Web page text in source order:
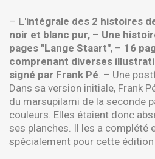
– L'intégrale des 2 histoires
noir et blanc pur, – Une
pages "Lange Staart", – 16
comprenant diverses
signé par Frank Pé. – Une
Dans sa version initiale, Frank
du marsupilami de la seconde
couleurs. Elles étaient donc
ses planches. Il les a complété
spécialement pour cette